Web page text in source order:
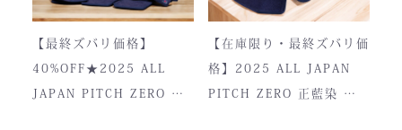
【最終ズバリ価格】
40%OFF★2025 ALL
JAPAN PITCH ZERO 正
【在庫限り・最終ズバリ価
格】2025 ALL JAPAN
PITCH ZERO 正藍染 面